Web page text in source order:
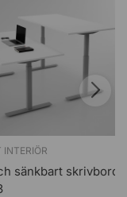
INTERIÖR
sänkbart skrivbord